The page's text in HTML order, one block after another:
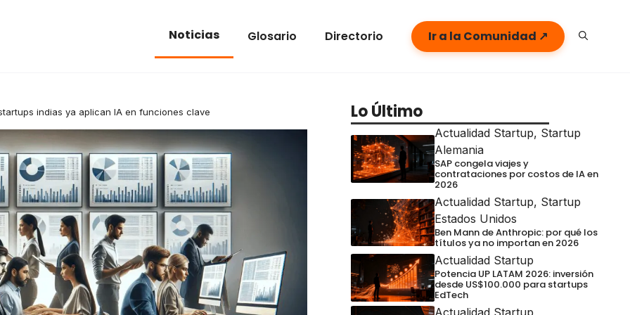
Noticias Glosario Directorio Ir a la Comunidad ↗
indias ya aplican IA en funciones clave Lo Último
Actualidad Startup, Startup
Alemania
SAP congela viajes y
contrataciones por costos de IA en
2026
Actualidad Startup, Startup
Estados Unidos
Ben Mann de Anthropic: por qué los
títulos ya no importan en 2026
Actualidad Startup
Potencia UP LATAM 2026: inversión
desde US$100.000 para startups
EdTech
Actualidad Startup